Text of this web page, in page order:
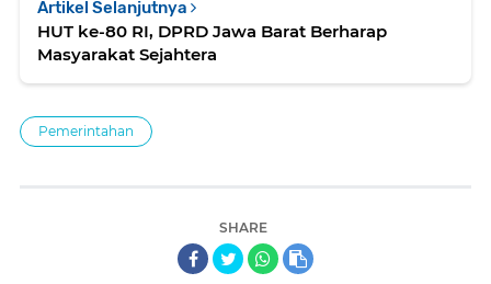
Artikel Selanjutnya
HUT ke-80 RI, DPRD Jawa Barat Berharap
Masyarakat Sejahtera
Pemerintahan
SHARE